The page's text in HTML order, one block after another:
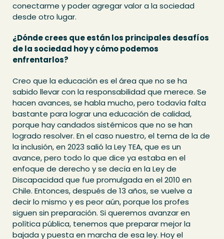
conectarme y poder agregar valor a la sociedad
desde otro lugar.
¿Dónde crees que están los principales desafíos
de la sociedad hoy y cómo podemos
enfrentarlos?
Creo que la educación es el área que no se ha
sabido llevar con la responsabilidad que merece. Se
hacen avances, se habla mucho, pero todavía falta
bastante para lograr una educación de calidad,
porque hay candados sistémicos que no se han
logrado resolver. En el caso nuestro, el tema de la de
la inclusión, en 2023 salió la Ley TEA, que es un
avance, pero todo lo que dice ya estaba en el
enfoque de derecho y se decía en la Ley de
Discapacidad que fue promulgada en el 2010 en
Chile. Entonces, después de 13 años, se vuelve a
decir lo mismo y es peor aún, porque los profes
siguen sin preparación. Si queremos avanzar en
política pública, tenemos que preparar mejor la
bajada y puesta en marcha de esa ley. Hoy el